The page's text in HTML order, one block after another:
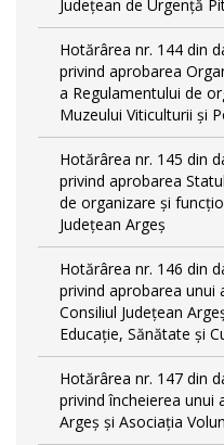
Județean de Urgență
Hotărârea nr. 144 din
privind aprobarea
a Regulamentului de
Muzeului Viticulturii și
Hotărârea nr. 145 din
privind aprobarea
de organizare și
Județean Argeș
Hotărârea nr. 146 din
privind aprobarea unui
Consiliul Județean
Educație, Sănătate și
Hotărârea nr. 147 din
privind încheierea unui
Argeș și Asociația